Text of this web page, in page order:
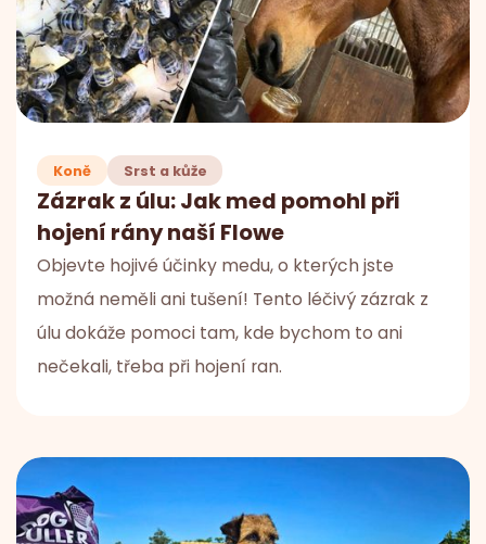
Koně Srst a kůže
Zázrak z úlu: Jak med pomohl při
hojení rány naší Flowe
Objevte hojivé účinky medu, o kterých jste
možná neměli ani tušení! Tento léčivý zázrak z
úlu dokáže pomoci tam, kde bychom to ani
nečekali, třeba při hojení ran.